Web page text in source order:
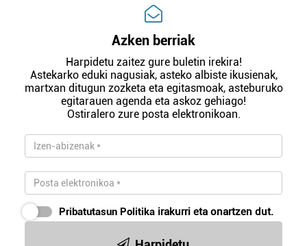
Azken berriak
Harpidetu zaitez gure buletin irekira!
Astekarko eduki nagusiak, asteko albiste ikusienak,
martxan ditugun zozketa eta egitasmoak, asteburuko
egitarauen agenda eta askoz gehiago!
Ostiralero zure posta elektronikoan.
Pribatutasun Politika irakurri eta onartzen dut.